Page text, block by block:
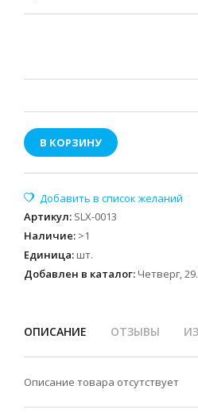
В КОРЗИНУ
Артикул: SLX-0013
Наличие: >1
Единица: шт.
Добавлен в каталог: Четверг,
ОПИСАНИЕ ОТЗЫВЫ
Описание товара отсутствует